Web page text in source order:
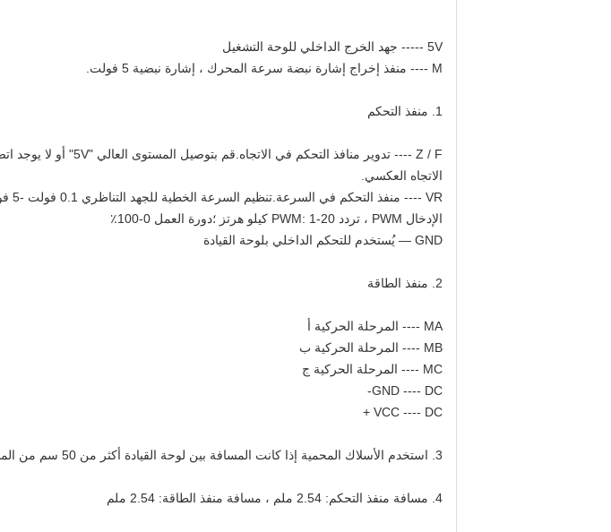
5V ----- جهد الخرج الداخلي للوحة التشغيل
M ---- منفذ إخراج إشارة نبضة سرعة المحرك ، إشارة نبضية 5 فولت.
1. منفذ التحكم
الاتجاه العكسي.
الإدخال PWM ، تردد PWM: 1-20 كيلو هرتز ؛دورة العمل 0-100٪
GND — يُستخدم للتحكم الداخلي بلوحة القيادة
2. منفذ الطاقة
MA ---- المرحلة الحركية أ
MB ---- المرحلة الحركية ب
MC ---- المرحلة الحركية ج
GND ---- DC-
VCC ---- DC +
3. استخدم الأسلاك المحمية إذا كانت المسافة بين لوحة القيادة أكثر من 50 سم من المحرك ، وإلا فقد يؤدي ذلك إلى قيادة غير طبيعية ، مما يؤثر على الاستخدام العادي.
4. مسافة منفذ التحكم: 2.54 ملم ، مسافة منفذ الطاقة: 2.54 ملم